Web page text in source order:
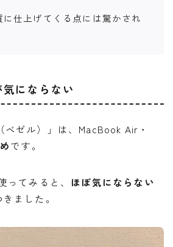
仕上げてくる点には驚かされ
にならない
ベゼル）」は、MacBook Air・
です。
ってみると、 ほぼ気にならない
ました。